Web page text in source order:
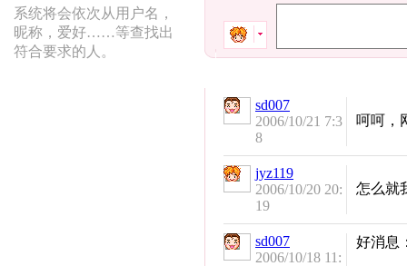
系统将会依次从用户名，
昵称，爱好……等查找出
符合要求的人。